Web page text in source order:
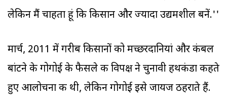
लेकिन मैं चाहता हूं कि किसान और ज्‍यादा उद्यमशील बनें.''
मार्च, 2011 में गरीब किसानों को मच्छरदानियां और कंबल
बांटने के गोगोई के फैसले की विपक्ष ने चुनावी हथकंडा कहते
हुए आलोचना की थी, लेकिन गोगोई इसे जायज ठहराते हैं.